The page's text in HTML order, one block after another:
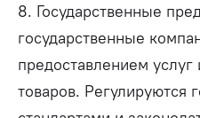
8. Государственные
государственные
предоставлением
товаров. Регулируются